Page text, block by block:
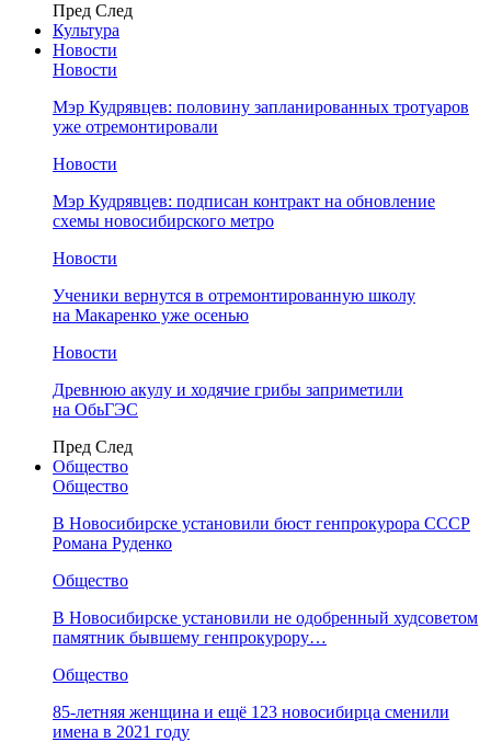
Пред След
Культура
Новости
Новости
Мэр Кудрявцев: половину запланированных тротуаров
уже отремонтировали
Новости
Мэр Кудрявцев: подписан контракт на обновление
схемы новосибирского метро
Новости
Ученики вернутся в отремонтированную школу
на Макаренко уже осенью
Новости
Древнюю акулу и ходячие грибы заприметили
на ОбьГЭС
Пред След
Общество
Общество
В Новосибирске установили бюст генпрокурора СССР
Романа Руденко
Общество
В Новосибирске установили не одобренный худсоветом
памятник бывшему генпрокурору…
Общество
85-летняя женщина и ещё 123 новосибирца сменили
имена в 2021 году